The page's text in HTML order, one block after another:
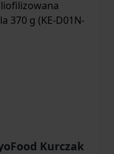
Kurczak